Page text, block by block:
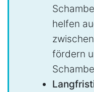
helfen
fördern